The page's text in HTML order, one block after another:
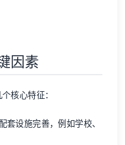
因素
核心特征：
套设施完善，例如学校、